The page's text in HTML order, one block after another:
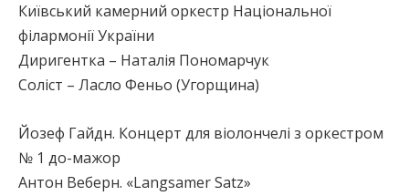
Київський камерний оркестр Національної
філармонії України
Диригентка – Наталія Пономарчук
Соліст – Ласло Феньо (Угорщина)
Йозеф Гайдн. Концерт для віолончелі з оркестром
№ 1 до-мажор
Aнтон Веберн. «Langsamer Satz»